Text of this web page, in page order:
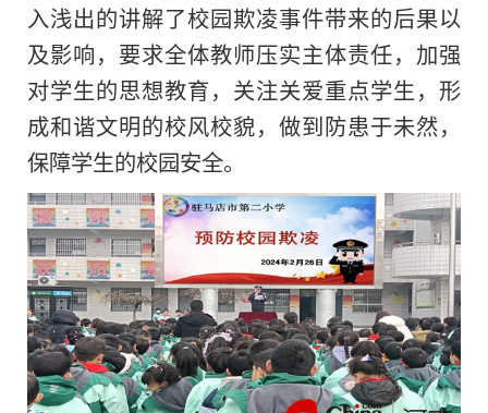
入浅出的讲解了校园欺凌事件带来的后果以
及影响，要求全体教师压实主体责任，加强
对学生的思想教育，关注关爱重点学生，形
成和谐文明的校风校貌，做到防患于未然，
保障学生的校园安全。